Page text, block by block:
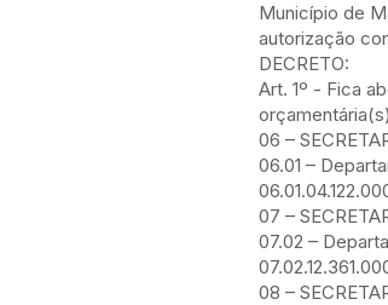
Município de
autorização
DECRETO:
Art. 1º - Fica
06 –
06.01 –
07 –
07.02 –
08 –